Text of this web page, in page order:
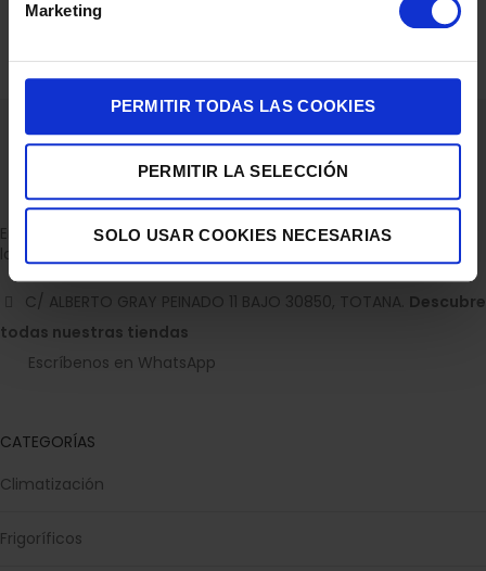
Marketing
PERMITIR TODAS LAS COOKIES
PERMITIR LA SELECCIÓN
SOLO USAR COOKIES NECESARIAS
Empresa dedicada a la venta de accesorios para el hogar con
la experiencia de 36 años.
C/ ALBERTO GRAY PEINADO 11 BAJO 30850, TOTANA. Descubre
todas nuestras tiendas
Escríbenos en WhatsApp
CATEGORÍAS
Climatización
Frigoríficos